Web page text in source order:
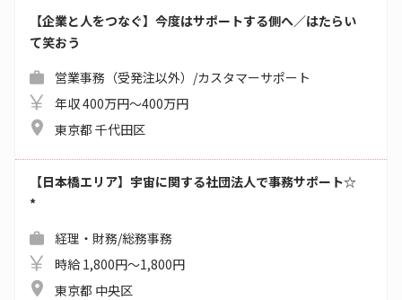
【企業と人をつなぐ】今度はサポートする側へ／はたらい
て笑おう
営業事務（受発注以外）/カスタマーサポート
年収 400万円～400万円
東京都 千代田区
【日本橋エリア】宇宙に関する社団法人で事務サポート☆
*
経理・財務/総務事務
時給 1,800円～1,800円
東京都 中央区